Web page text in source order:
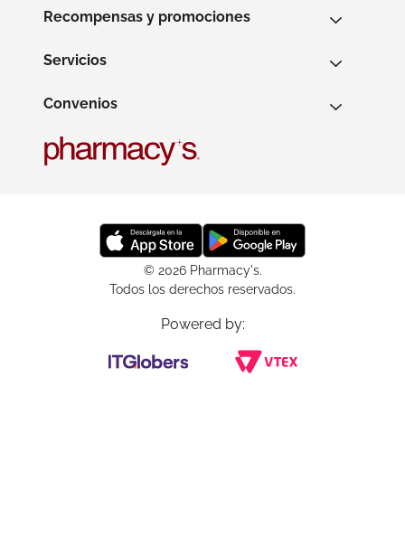
Recompensas y promociones
Servicios
Convenios
© 2026 Pharmacy's.
Todos los derechos reservados.
Powered by: